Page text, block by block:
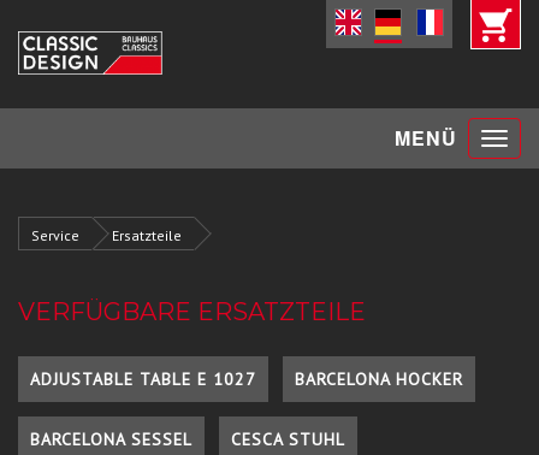
MENÜ Toggle
Service Ersatzteile
VERFÜGBARE ERSATZTEILE
ADJUSTABLE TABLE E 1027 BARCELONA HOCKER
BARCELONA SESSEL CESCA STUHL